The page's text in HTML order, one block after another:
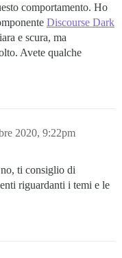
comportamento. Ho
Discourse Dark
e scura, ma
Avete qualche
2020, 9:22pm
ti consiglio di
riguardanti i temi e le